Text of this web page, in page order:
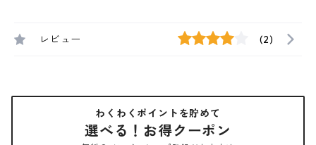
レビュー (2)
わくわくポイントを貯めて
選べる！お得クーポン